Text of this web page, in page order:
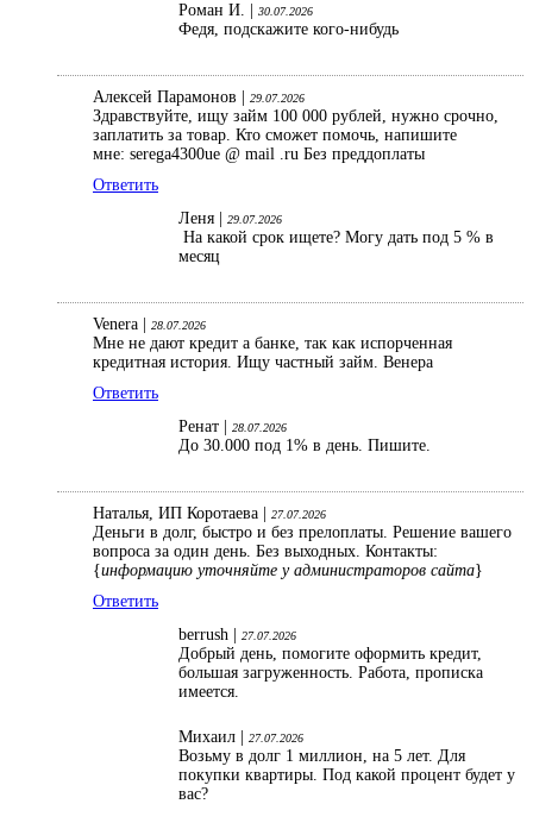
Роман И. | 30.07.2026
Федя, подскажите кого-нибудь
Алексей Парамонов | 29.07.2026
Здравствуйте, ищу займ 100 000 рублей, нужно срочно,
заплатить за товар. Кто сможет помочь, напишите
мне: serega4300ue @ mail .ru Без преддоплаты
Ответить
Леня |
29.07.2026
На какой срок ищете? Могу дать под 5 % в
месяц
Venera | 28.07.2026
Мне не дают кредит а банке, так как испорченная
кредитная история. Ищу частный займ. Венера
Ответить
Ренат |
28.07.2026
До 30.000 под 1% в день. Пишите.
Наталья, ИП Коротаева | 27.07.2026
Деньги в долг, быстро и без прелоплаты. Решение вашего
вопроса за один день. Без выходных. Контакты:
{информацию уточняйте у администраторов сайта}
Ответить
berrush |
27.07.2026
Добрый день, помогите оформить кредит,
большая загруженность. Работа, прописка
имеется.
Михаил | 27.07.2026
Возьму в долг 1 миллион, на 5 лет. Для
покупки квартиры. Под какой процент будет у
вас?